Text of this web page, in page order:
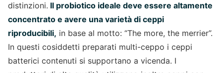
distinzioni. Il probiotico ideale deve essere altamente
concentrato e avere una varietà di ceppi
riproducibili, in base al motto: “The more, the merrier”.
In questi cosiddetti preparati multi-ceppo i ceppi
batterici contenuti si supportano a vicenda. I